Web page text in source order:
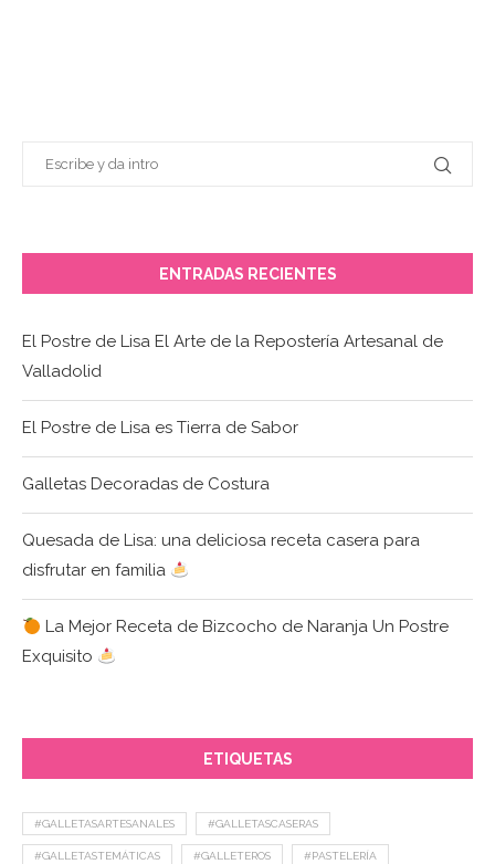
ENTRADAS RECIENTES
El Postre de Lisa El Arte de la Repostería Artesanal de
Valladolid
El Postre de Lisa es Tierra de Sabor
Galletas Decoradas de Costura
Quesada de Lisa: una deliciosa receta casera para
disfrutar en familia
La Mejor Receta de Bizcocho de Naranja Un Postre
Exquisito
ETIQUETAS
#GALLETASARTESANALES #GALLETASCASERAS
#GALLETASTEMÁTICAS #GALLETEROS #PASTELERÍA